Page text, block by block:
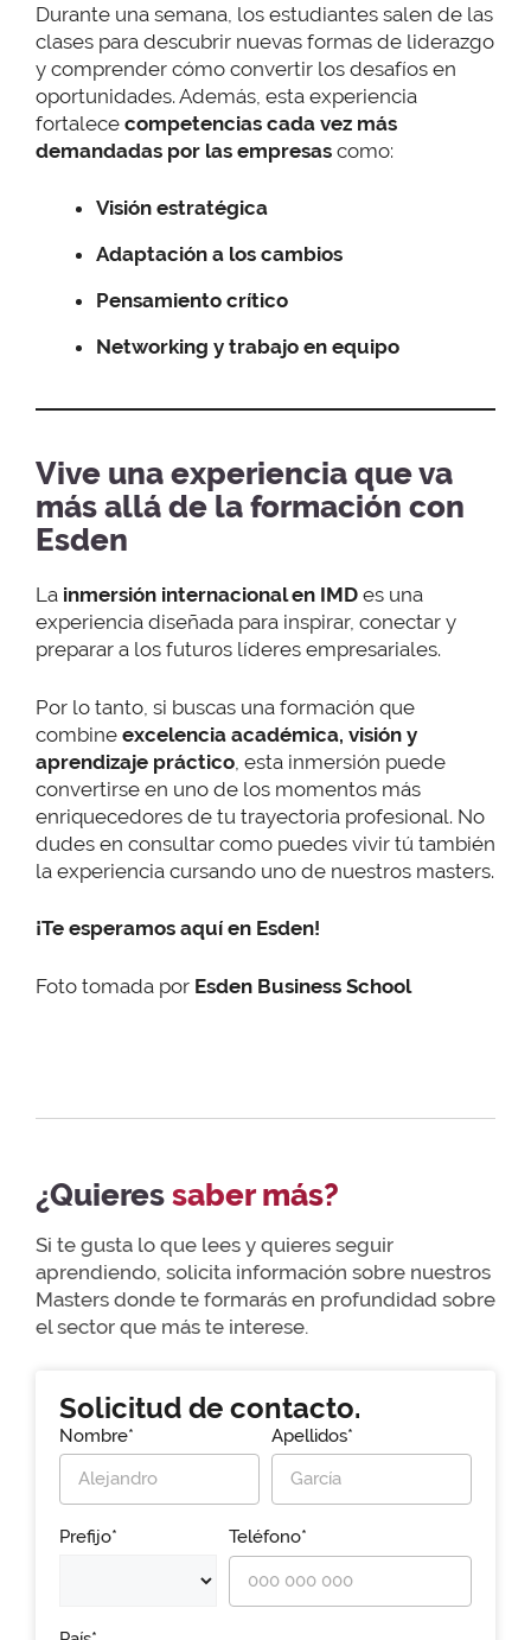
Durante una semana, los estudiantes salen de las
clases para descubrir nuevas formas de liderazgo
y comprender cómo convertir los desafíos en
oportunidades. Además, esta experiencia
fortalece competencias cada vez más
demandadas por las empresas como:
Visión estratégica
Adaptación a los cambios
Pensamiento crítico
Networking y trabajo en equipo
Vive una experiencia que va
más allá de la formación con
Esden
La inmersión internacional en IMD es una
experiencia diseñada para inspirar, conectar y
preparar a los futuros líderes empresariales.
Por lo tanto, si buscas una formación que
combine excelencia académica, visión y
aprendizaje práctico , esta inmersión puede
convertirse en uno de los momentos más
enriquecedores de tu trayectoria profesional. No
dudes en consultar como puedes vivir tú también
la experiencia cursando uno de nuestros masters.
¡Te esperamos aquí en Esden!
Foto tomada por Esden Business School
¿Quieressaber más?
Si te gusta lo que lees y quieres seguir
aprendiendo, solicita información sobre nuestros
Masters donde te formarás en profundidad sobre
el sector que más te interese.
Solicitud de contacto.
Nombre* Apellidos*
Prefijo* Teléfono*